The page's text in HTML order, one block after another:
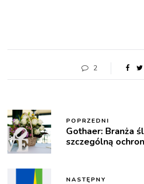
2
POPRZEDNI
Gothaer: Branża
szczególną
NASTĘPNY